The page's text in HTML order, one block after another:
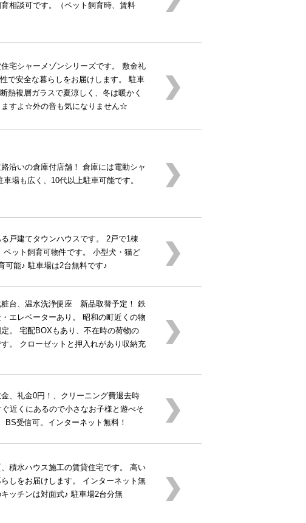
相談可です。（ペット飼育時、賃料
宅シャーメゾンシリーズです。 敷金礼
で安全な暮らしをお届けします。 駐車
熱複層ガラスで夏涼しく、冬は暖かく
ますよ☆外の音も気になりません☆
沿いの倉庫付店舗！ 倉庫には電動シャ
場も広く、10代以上駐車可能です。
戸建てタウンハウスです。 2戸で1棟
ペット飼育可物件です。 小型犬・猫ど
可能♪ 駐車場は2台無料です♪
粧台、温水洗浄便座 新品取替予定！ 鉄
エレベーターあり。 昭和の町近くの物
。 宅配BOXもあり、不在時の荷物の
。 クローゼットと押入れがあり収納充
、礼金0円！、クリーニング費退去時
近くにあるので小さなお子様と遊べそ
BS受信可。インターネット無料！
積水ハウス施工の賃貸住宅です。 高い
しをお届けします。 インターネット無
ッチンは対面式♪ 駐車場2台分無